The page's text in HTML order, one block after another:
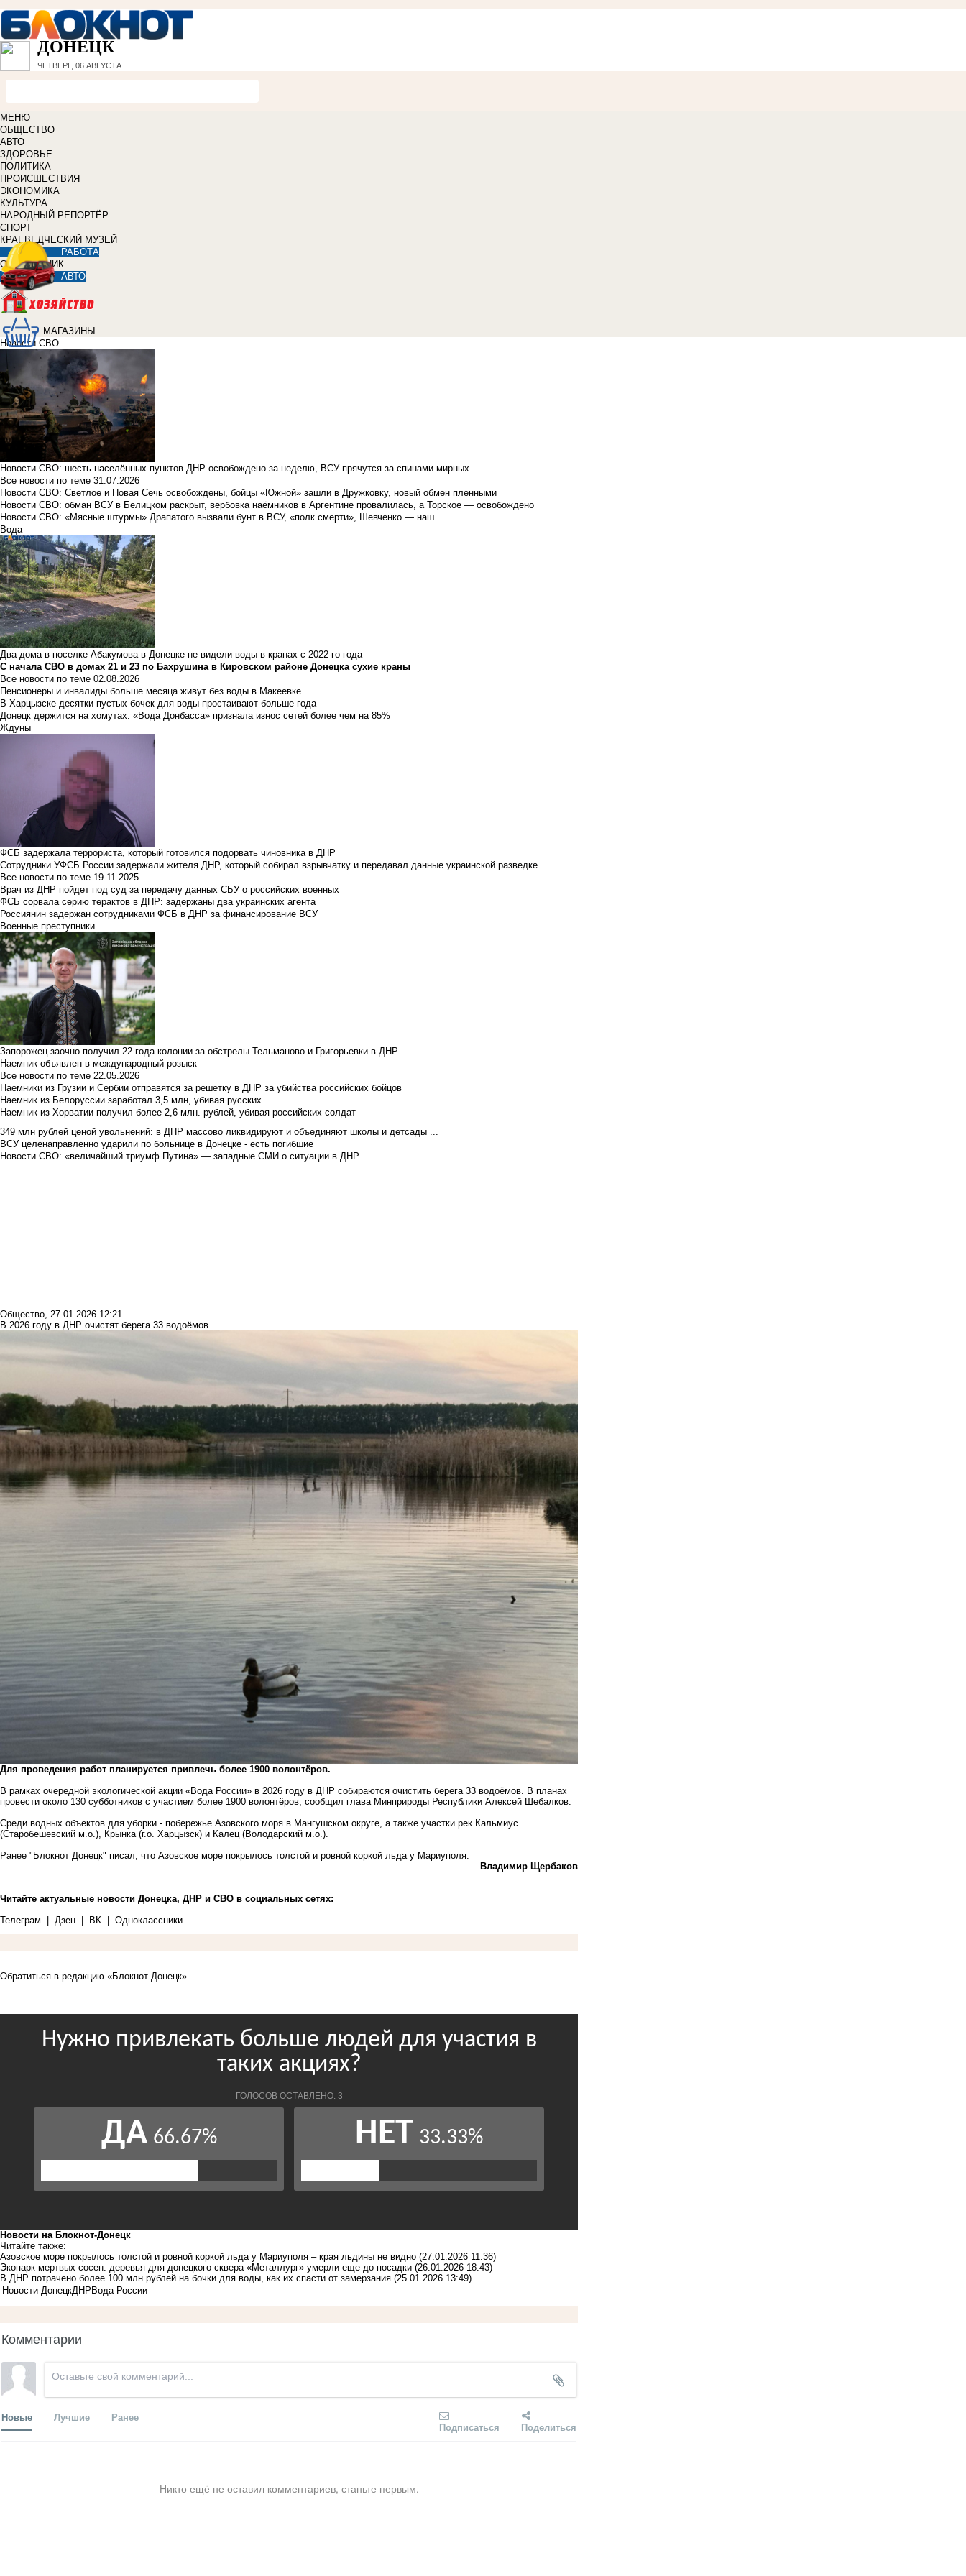
ДОНЕЦК
ЧЕТВЕРГ, 06 АВГУСТА
МЕНЮ
ОБЩЕСТВО
АВТО
ЗДОРОВЬЕ
ПОЛИТИКА
ПРОИСШЕСТВИЯ
ЭКОНОМИКА
КУЛЬТУРА
НАРОДНЫЙ РЕПОРТЁР
СПОРТ
КРАЕВЕДЧЕСКИЙ МУЗЕЙ
РАБОТА
СПРАВОЧНИК
АВТО
МАГАЗИНЫ
Новости СВО
Новости СВО: шесть населённых пунктов ДНР освобождено за неделю, ВСУ прячутся за спинами мирных
Все новости по теме 31.07.2026
Новости СВО: Светлое и Новая Сечь освобождены, бойцы «Южной» зашли в Дружковку, новый обмен пленными
Новости СВО: обман ВСУ в Белицком раскрыт, вербовка наёмников в Аргентине провалилась, а Торское — освобождено
Новости СВО: «Мясные штурмы» Драпатого вызвали бунт в ВСУ, «полк смерти», Шевченко — наш
Вода
Два дома в поселке Абакумова в Донецке не видели воды в кранах с 2022-го года
С начала СВО в домах 21 и 23 по Бахрушина в Кировском районе Донецка сухие краны
Все новости по теме 02.08.2026
Пенсионеры и инвалиды больше месяца живут без воды в Макеевке
В Харцызске десятки пустых бочек для воды простаивают больше года
Донецк держится на хомутах: «Вода Донбасса» признала износ сетей более чем на 85%
Ждуны
ФСБ задержала террориста, который готовился подорвать чиновника в ДНР
Сотрудники УФСБ России задержали жителя ДНР, который собирал взрывчатку и передавал данные украинской разведке
Все новости по теме 19.11.2025
Врач из ДНР пойдет под суд за передачу данных СБУ о российских военных
ФСБ сорвала серию терактов в ДНР: задержаны два украинских агента
Россиянин задержан сотрудниками ФСБ в ДНР за финансирование ВСУ
Военные преступники
Запорожец заочно получил 22 года колонии за обстрелы Тельманово и Григорьевки в ДНР
Наемник объявлен в международный розыск
Все новости по теме 22.05.2026
Наемники из Грузии и Сербии отправятся за решетку в ДНР за убийства российских бойцов
Наемник из Белоруссии заработал 3,5 млн, убивая русских
Наемник из Хорватии получил более 2,6 млн. рублей, убивая российских солдат
349 млн рублей ценой увольнений: в ДНР массово ликвидируют и объединяют школы и детсады ...
ВСУ целенаправленно ударили по больнице в Донецке - есть погибшие
Новости СВО: «величайший триумф Путина» — западные СМИ о ситуации в ДНР
Общество 27.01.2026 12:21
В 2026 году в ДНР очистят берега 33 водоёмов
Для проведения работ планируется привлечь более 1900 волонтёров.
В рамках очередной экологической акции «Вода России» в 2026 году в ДНР собираются очистить берега 33 водоёмов. В планах
провести около 130 субботников с участием более 1900 волонтёров, сообщил глава Минприроды Республики Алексей Шебалков.
Среди водных объектов для уборки - побережье Азовского моря в Мангушском округе, а также участки рек Кальмиус
(Старобешевский м.о.), Крынка (г.о. Харцызск) и Калец (Володарский м.о.).
Ранее "Блокнот Донецк" писал, что Азовское море покрылось толстой и ровной коркой льда у Мариуполя.
Владимир Щербаков
Читайте актуальные новости Донецка, ДНР и СВО в социальных сетях:
Телеграм
Дзен ВК Одноклассники
Обратиться в редакцию «Блокнот Донецк»
Новости на Блoкнoт-Донецк
Читайте также:
Азовское море покрылось толстой и ровной коркой льда у Мариуполя – края льдины не видно (27.01.2026 11:36)
Экопарк мертвых сосен: деревья для донецкого сквера «Металлург» умерли еще до посадки (26.01.2026 18:43)
В ДНР потрачено более 100 млн рублей на бочки для воды, как их спасти от замерзания (25.01.2026 13:49)
Новости ДонецкДНР Вода России
Комментарии
Новые Лучшие Ранее
Подписаться Поделиться
Никто ещё не оставил комментариев, станьте первым.